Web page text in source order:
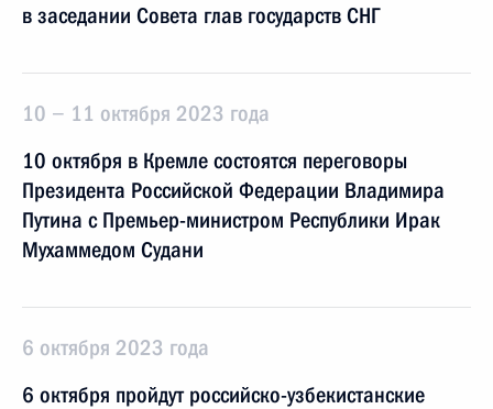
в заседании Совета глав государств СНГ
10 − 11 октября 2023 года
10 октября в Кремле состоятся переговоры
Президента Российской Федерации Владимира
Путина с Премьер-министром Республики Ирак
Мухаммедом Судани
6 октября 2023 года
6 октября пройдут российско-узбекистанские